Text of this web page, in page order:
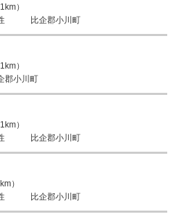
）
比企郡小川町
）
郡小川町
）
比企郡小川町
）
比企郡小川町